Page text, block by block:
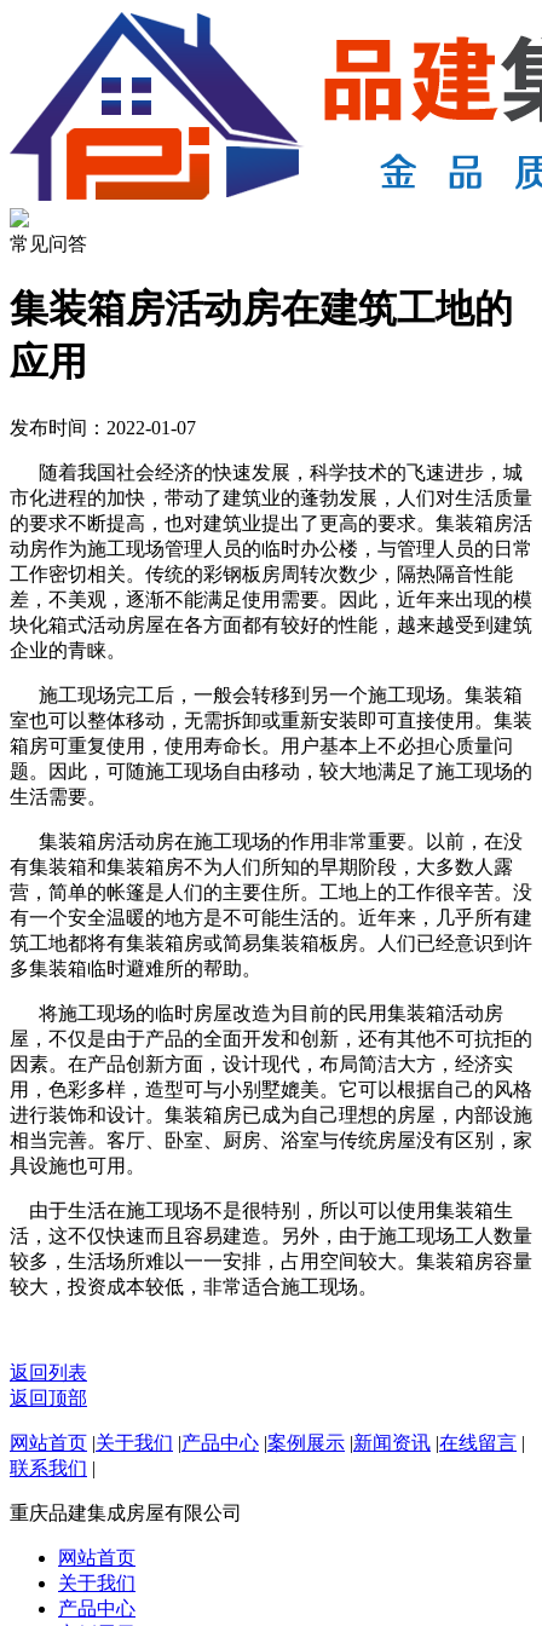
常见问答
集装箱房活动房在建筑工地的
应用
发布时间：2022-01-07
随着我国社会经济的快速发展，科学技术的飞速进步，城
市化进程的加快，带动了建筑业的蓬勃发展，人们对生活质量
的要求不断提高，也对建筑业提出了更高的要求。集装箱房活
动房作为施工现场管理人员的临时办公楼，与管理人员的日常
工作密切相关。传统的彩钢板房周转次数少，隔热隔音性能
差，不美观，逐渐不能满足使用需要。因此，近年来出现的模
块化箱式活动房屋在各方面都有较好的性能，越来越受到建筑
企业的青睐。
施工现场完工后，一般会转移到另一个施工现场。集装箱
室也可以整体移动，无需拆卸或重新安装即可直接使用。集装
箱房可重复使用，使用寿命长。用户基本上不必担心质量问
题。因此，可随施工现场自由移动，较大地满足了施工现场的
生活需要。
集装箱房活动房在施工现场的作用非常重要。以前，在没
有集装箱和集装箱房不为人们所知的早期阶段，大多数人露
营，简单的帐篷是人们的主要住所。工地上的工作很辛苦。没
有一个安全温暖的地方是不可能生活的。近年来，几乎所有建
筑工地都将有集装箱房或简易集装箱板房。人们已经意识到许
多集装箱临时避难所的帮助。
将施工现场的临时房屋改造为目前的民用集装箱活动房
屋，不仅是由于产品的全面开发和创新，还有其他不可抗拒的
因素。在产品创新方面，设计现代，布局简洁大方，经济实
用，色彩多样，造型可与小别墅媲美。它可以根据自己的风格
进行装饰和设计。集装箱房已成为自己理想的房屋，内部设施
相当完善。客厅、卧室、厨房、浴室与传统房屋没有区别，家
具设施也可用。
由于生活在施工现场不是很特别，所以可以使用集装箱生
活，这不仅快速而且容易建造。另外，由于施工现场工人数量
较多，生活场所难以一一安排，占用空间较大。集装箱房容量
较大，投资成本较低，非常适合施工现场。
返回列表
返回顶部
网站首页 |关于我们 |产品中心 |案例展示 |新闻资讯 |在线留言 |
联系我们 |
重庆品建集成房屋有限公司
网站首页
关于我们
产品中心